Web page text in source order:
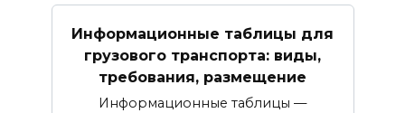
Информационные таблицы для
грузового транспорта: виды,
требования, размещение
Информационные таблицы —